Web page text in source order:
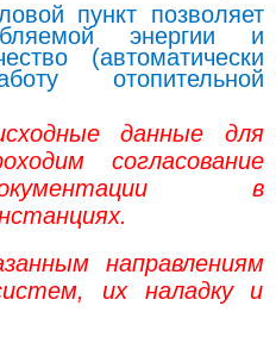
пункт позволяет
энергии и
(автоматически
отопительной
данные для
согласование
в
направлениям
их наладку и